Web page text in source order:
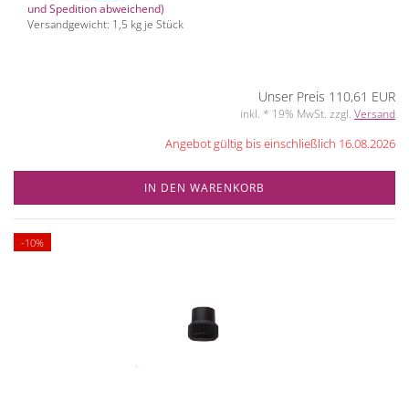
und Spedition abweichend)
Versandgewicht: 1,5 kg je Stück
Unser Preis 110,61 EUR
inkl. * 19% MwSt. zzgl. Versand
Angebot gültig bis einschließlich 16.08.2026
IN DEN WARENKORB
-10%